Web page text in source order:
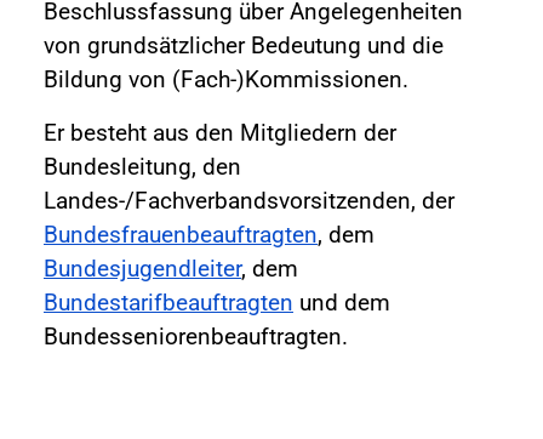
Beschlussfassung über Angelegenheiten
von grundsätzlicher Bedeutung und die
Bildung von (Fach-)Kommissionen.
Er besteht aus den Mitgliedern der
Bundesleitung, den
Landes-/Fachverbandsvorsitzenden, der
Bundesfrauenbeauftragten, dem
Bundesjugendleiter, dem
Bundestarifbeauftragten und dem
Bundesseniorenbeauftragten.